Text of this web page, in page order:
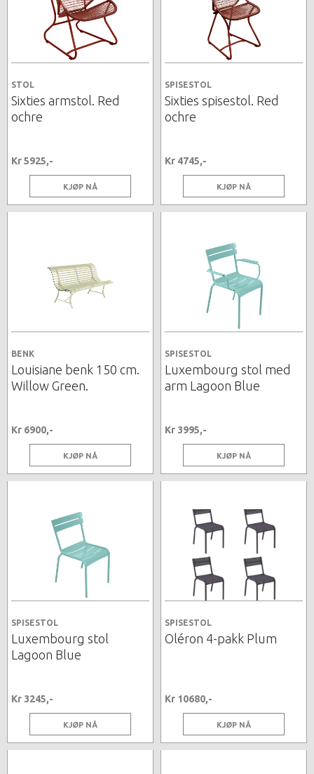
STOL
Sixties armstol. Red
ochre
Kr 5925,-
KJØP NÅ
SPISESTOL
Sixties spisestol. Red
ochre
Kr 4745,-
KJØP NÅ
BENK
Louisiane benk 150 cm.
Willow Green.
Kr 6900,-
KJØP NÅ
SPISESTOL
Luxembourg stol med
arm Lagoon Blue
Kr 3995,-
KJØP NÅ
SPISESTOL
Luxembourg stol
Lagoon Blue
Kr 3245,-
KJØP NÅ
SPISESTOL
Oléron 4-pakk Plum
Kr 10680,-
KJØP NÅ